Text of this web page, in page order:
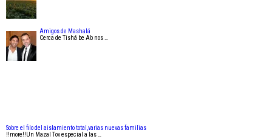
Amigos de Mashalá
Cerca de Tishá be Ab nos …
Sobre el filo del aislamiento total,varias nuevas familias
!!more!!Un Mazal Tov especial a las …